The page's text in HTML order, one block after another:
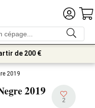
de 200 €
2019
2019
2